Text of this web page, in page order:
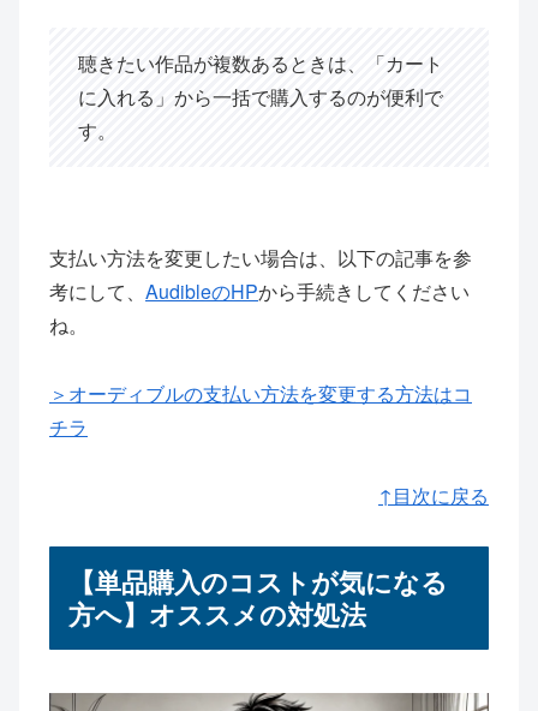
聴きたい作品が複数あるときは、「カート
に入れる」から一括で購入するのが便利で
す。
支払い方法を変更したい場合は、以下の記事を参
考にして、 AudibleのHPから手続きしてください
ね。
＞オーディブルの支払い方法を変更する方法はコ
チラ
↑目次に戻る
【単品購入のコストが気になる
方へ】オススメの対処法